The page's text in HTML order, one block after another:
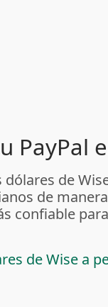
PayPal
dólares de
de
confiable
de Wise a